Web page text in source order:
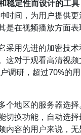
稳定性而设计的工
间，为用户提供
在视频播放方面表
采用先进的加密技
对于观看高清视
调研，超过70%的
个地区的服务器选
切换功能，自动选
容的用户来说，无